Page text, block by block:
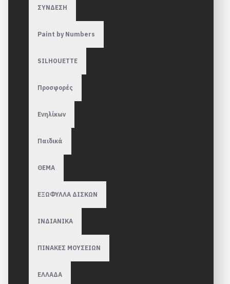
ΣΥΝΔΕΣΗ
Paint by Numbers
SILHOUETTE
Προσφορές
Ενηλίκων
Παιδικά
ΘΕΜΑ
ΕΞΩΦΥΛΛΑ ΔΙΣΚΩΝ
ΙΝΔΙΑΝΙΚΑ
ΠΙΝΑΚΕΣ ΜΟΥΣΕΙΩΝ
ΕΛΛΑΔΑ